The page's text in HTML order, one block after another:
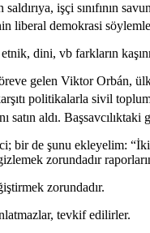
işçi sınıfının
liberal demokrasi
dini, vb farkların
gelen Viktor Orbán,
politikalarla sivil
satın aldı.
bir de şunu ekleyelim:
zorundadır
zorundadır.
tevkif edilirler.